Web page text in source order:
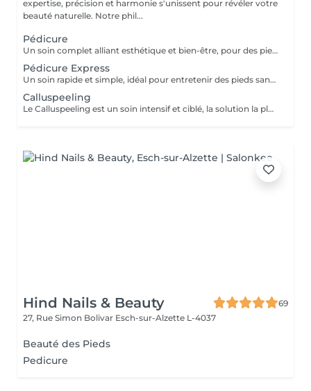
expertise, précision et harmonie s'unissent pour révéler votre
beauté naturelle. Notre phil...
Pédicure
Un soin complet alliant esthétique et bien-être, pour des pieds sains, soignés et confortables. Inclus : Coupe et limage des ongles Soin des cuticules Traitement des ongles incarnés, callosités, cors et plus encore. Ponçage des talons Résultat : des pieds nets, légers et soulagés, avec une finition soignée et confortable au quotidien. Un soin essentiel pour allier beauté, confort et prévention.
Pédicure Express
Un soin rapide et simple, idéal pour entretenir des pieds sans problème particulier. Inclus : coupe et limage des ongles, soin des cuticules. Résultat : des pieds propres et soignés, sans traitement spécifique des callosités ou ongles incarnés. Durée : environ 30 minutes. Parfait pour une mise au point rapide et esthétique entre deux soins complets.
Calluspeeling
Le Calluspeeling est un soin intensif et ciblé, la solution la plus puissante pour éliminer les callosités, fissures et crevasses des pieds. Bénéfices : réparation en profondeur, adoucissement extrême et confort durable. Résultat : des pieds visiblement régénérés, sans douleurs ni inconforts. Un traitement incontournable pour retrouver des pieds sains et parfaitement lisses.
Hind Nails & Beauty
69
27, Rue Simon Bolivar Esch-sur-Alzette L-4037
Beauté des Pieds
Pedicure